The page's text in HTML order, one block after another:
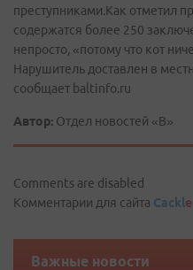
преступниками.Как отметил
содержатся более 250
непросто, «потому что кот
Нарушитель доставлен в
сообщает baltinfo.ru
Автор: Отдел новостей «В»
Comments are disabled
Комментарии для сайта Cackle
Важные новости